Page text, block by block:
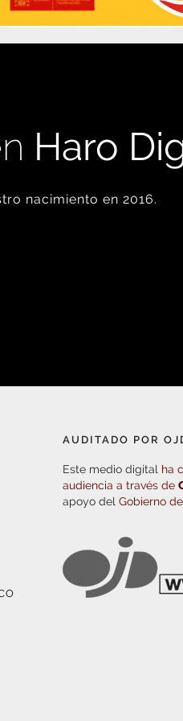
Haro
nacimiento en 2016.
AUDITADO POR
Este medio digital ha
audiencia a través de
apoyo delGobierno